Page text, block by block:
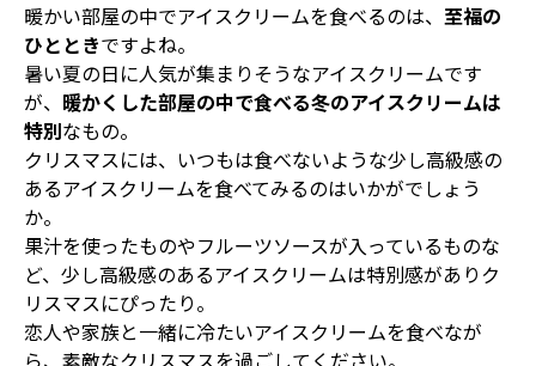
暖かい部屋の中でアイスクリームを食べるのは、 至福の
ひとときですよね。
暑い夏の日に人気が集まりそうなアイスクリームです
が、 暖かくした部屋の中で食べる冬のアイスクリームは
特別なもの。
クリスマスには、いつもは食べないような少し高級感の
あるアイスクリームを食べてみるのはいかがでしょう
か。
果汁を使ったものやフルーツソースが入っているものな
ど、少し高級感のあるアイスクリームは特別感がありク
リスマスにぴったり。
恋人や家族と一緒に冷たいアイスクリームを食べなが